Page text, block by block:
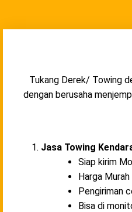
Tukang Derek/ Towing
dengan berusaha
Jasa Towing
Siap kirim
Harga
Pengiriman
Bisa di